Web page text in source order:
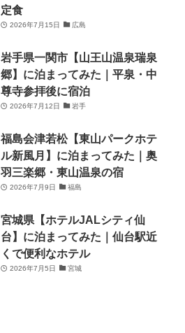
定食
2026年7月15日 広島
岩手県一関市【山王山温泉瑞泉
郷】に泊まってみた｜平泉・中
尊寺参拝後に宿泊
2026年7月12日 岩手
福島会津若松【東山パークホテ
ル新風月】に泊まってみた｜奥
羽三楽郷・東山温泉の宿
2026年7月9日 福島
宮城県【ホテルJALシティ仙
台】に泊まってみた｜仙台駅近
くで便利なホテル
2026年7月5日 宮城